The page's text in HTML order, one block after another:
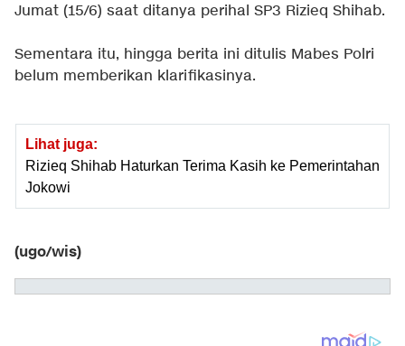
Jumat (15/6) saat ditanya perihal SP3 Rizieq Shihab.
Sementara itu, hingga berita ini ditulis Mabes Polri
belum memberikan klarifikasinya.
Lihat juga:
Rizieq Shihab Haturkan Terima Kasih ke Pemerintahan
Jokowi
(ugo/wis)